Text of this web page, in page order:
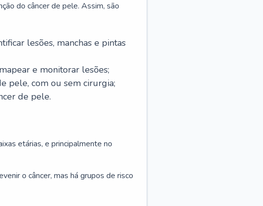
do câncer de pele. Assim, são
lesões, manchas e pintas
e monitorar lesões;
pele, com ou sem cirurgia;
de pele.
etárias, e principalmente no
o câncer, mas há grupos de risco